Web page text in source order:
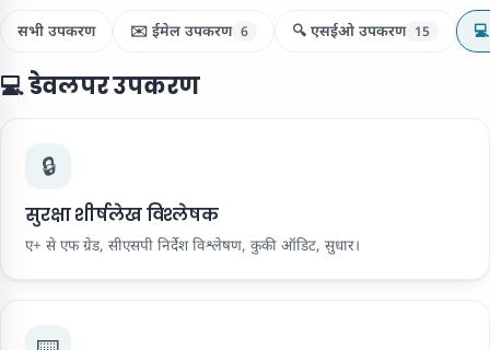
सभी उपकरण ✉️ ईमेल उपकरण 6 🔍 एसईओ उपकरण 15
💻 डेवलपर उपकरण
🔒
सुरक्षा शीर्षलेख विश्लेषक
ए+ से एफ ग्रेड, सीएसपी निर्देश विश्लेषण, कुकी ऑडिट, सुधार।